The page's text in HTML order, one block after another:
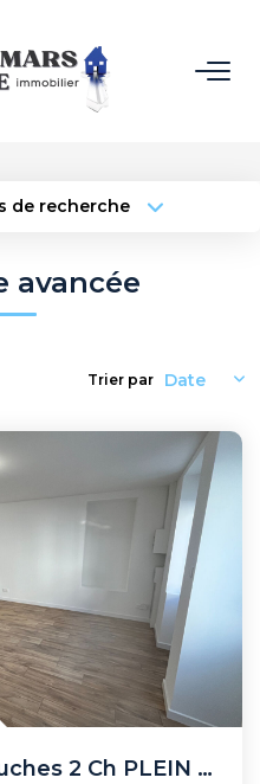
Nous
Clients
de recherche
avancée
Trier par
Appartement Les Touches 2 Ch PLEIN BOURG